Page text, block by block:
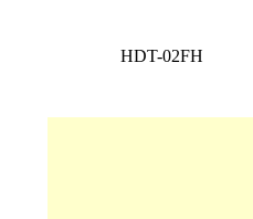
HDT-02FH